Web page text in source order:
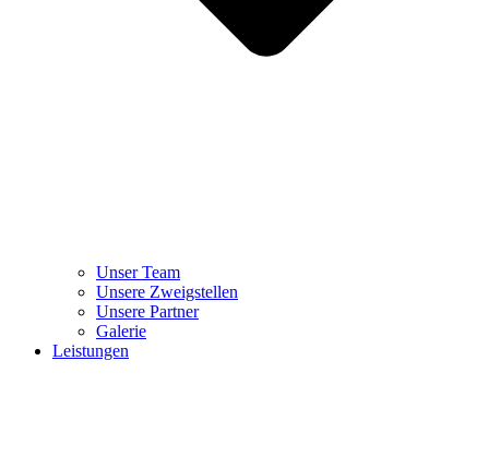
Unser Team
Unsere Zweigstellen
Unsere Partner
Galerie
Leistungen